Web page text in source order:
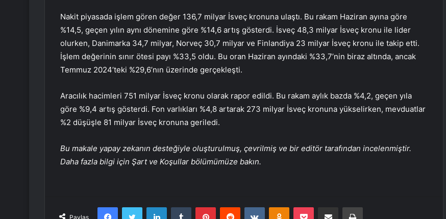
Nakit piyasada işlem gören değer 136,7 milyar İsveç kronuna ulaştı. Bu rakam Haziran ayına göre
%14,5, geçen yılın aynı dönemine göre %14,6 artış gösterdi. İsveç 48,3 milyar İsveç kronu ile lider
olurken, Danimarka 34,7 milyar, Norveç 30,7 milyar ve Finlandiya 23 milyar İsveç kronu ile takip etti.
İşlem değerinin sınır ötesi payı %33,5 oldu. Bu oran Haziran ayındaki %33,7’nin biraz altında, ancak
Temmuz 2024’teki %29,6’nın üzerinde gerçekleşti.
Aracılık hacimleri 751 milyar İsveç kronu olarak rapor edildi. Bu rakam aylık bazda %4,2, geçen yıla
göre %9,4 artış gösterdi. Fon varlıkları %4,8 artarak 273 milyar İsveç kronuna yükselirken, mevduatlar
%2 düşüşle 81 milyar İsveç kronuna geriledi.
Bu makale yapay zekanın desteğiyle oluşturulmuş, çevrilmiş ve bir editör tarafından incelenmiştir.
Daha fazla bilgi için Şart ve Koşullar bölümümüze bakın.
Paylaş
FacebookTwitter LinkedInTumblr PinterestReddit VKontakteOdnoklassniki
Pocket E-Posta ile paylaş Yazdır